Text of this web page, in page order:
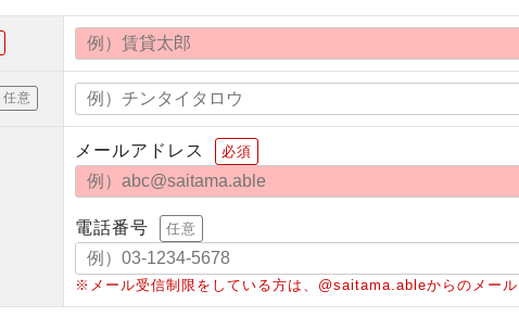
任意
メールアドレス 必須
電話番号 任意
※メール受信制限をしている方は、@saitama.ableからのメー